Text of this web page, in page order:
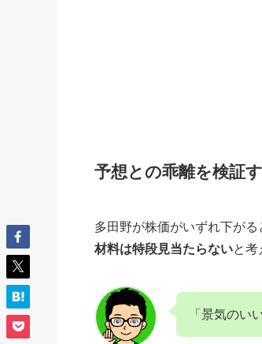
予想との乖離を検証
多田野が株価がいずれ下がる
材料は特段見当たらないと考
「景気のい